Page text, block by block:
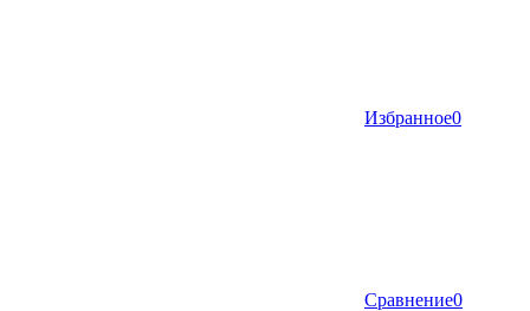
Избранное0
Сравнение0